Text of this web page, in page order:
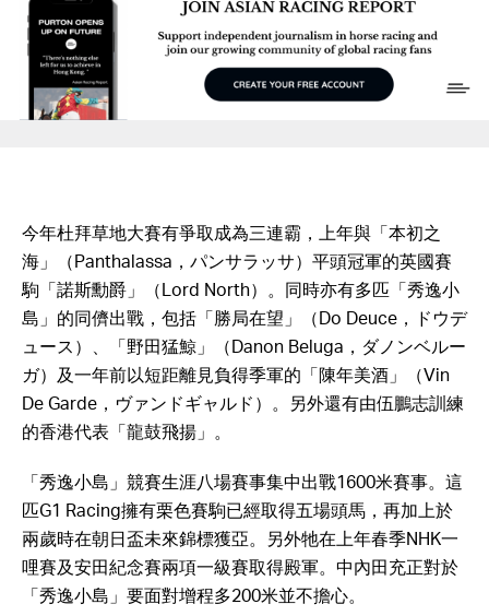
今年杜拜草地大賽有爭取成為三連霸，上年與「本初之
海」（Panthalassa，パンサラッサ）平頭冠軍的英國賽
駒「諾斯勳爵」（Lord North）。同時亦有多匹「秀逸小
島」的同儕出戰，包括「勝局在望」（Do Deuce，ドウデ
ュース）、「野田猛鯨」（Danon Beluga，ダノンベルー
ガ）及一年前以短距離見負得季軍的「陳年美酒」（Vin
De Garde，ヴァンドギャルド）。另外還有由伍鵬志訓練
的香港代表「龍鼓飛揚」。
「秀逸小島」競賽生涯八場賽事集中出戰1600米賽事。這
匹G1 Racing擁有栗色賽駒已經取得五場頭馬，再加上於
兩歲時在朝日盃未來錦標獲亞。另外牠在上年春季NHK一
哩賽及安田紀念賽兩項一級賽取得殿軍。中內田充正對於
「秀逸小島」要面對增程多200米並不擔心。